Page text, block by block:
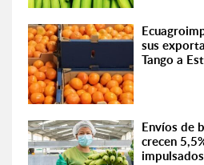
sus
Tango a
Envíos de
crecen